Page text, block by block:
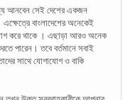
আনবেন সেই দেশের একজন
বাংলাদেশের অনেকেই
করে থাকে । এছাড়া আরও অনেক
পারেন। তবে বর্তমানে সবাই
সাথে যোগাযোগ ও বাকি